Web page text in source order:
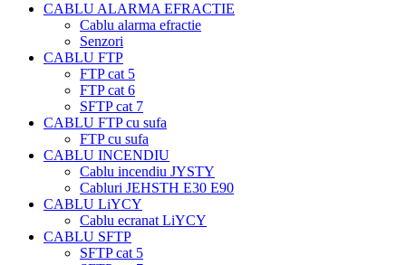
CABLU ALARMA EFRACTIE
Cablu alarma efractie
Senzori
CABLU FTP
FTP cat 5
FTP cat 6
SFTP cat 7
CABLU FTP cu sufa
FTP cu sufa
CABLU INCENDIU
Cablu incendiu JYSTY
Cabluri JEHSTH E30 E90
CABLU LiYCY
Cablu ecranat LiYCY
CABLU SFTP
SFTP cat 5